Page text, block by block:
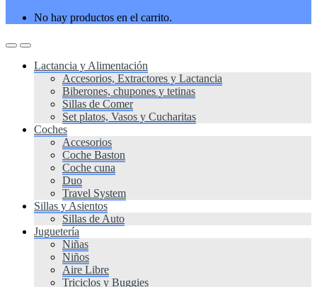
No hay productos en el carrito.
Lactancia y Alimentación
Accesorios, Extractores y Lactancia
Biberones, chupones y tetinas
Sillas de Comer
Set platos, Vasos y Cucharitas
Coches
Accesorios
Coche Baston
Coche cuna
Duo
Travel System
Sillas y Asientos
Sillas de Auto
Juguetería
Niñas
Niños
Aire Libre
Triciclos y Buggies